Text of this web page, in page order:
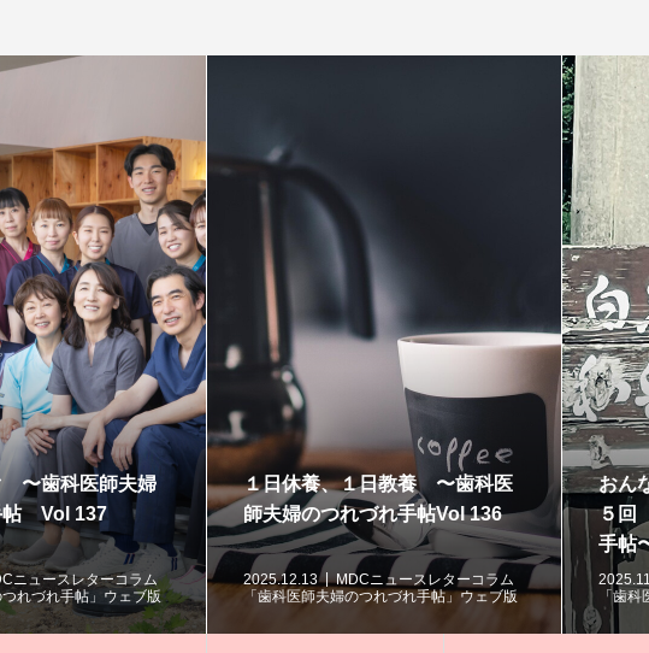
おんな３代 命の旅 〜第１３
５回 歯科医師夫婦のつれづれ
手帖〜
2025.11.07
MDCニュースレターコラム
「歯科医師夫婦のつれづれ手帖」ウェブ版
30年と30秒 〜第１３４回 歯
科医師夫婦のつれづれ手帖〜
2025.10.19
MDCニュースレターコラム
「歯科医師夫婦のつれづれ手帖」ウェブ版